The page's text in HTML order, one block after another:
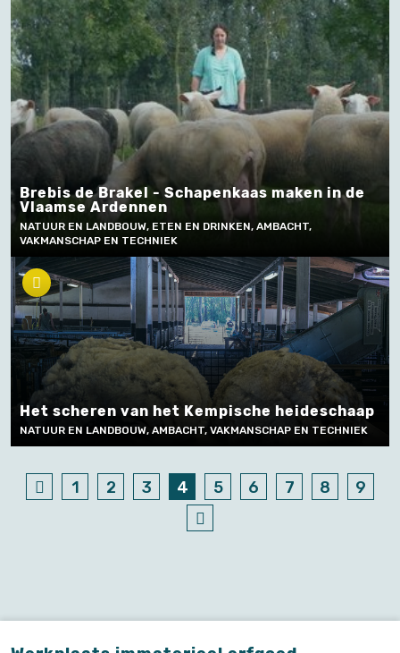
Het scheren van het Kempische heideschaap
NATUUR EN LANDBOUW, AMBACHT, VAKMANSCHAP EN TECHNIEK
Brebis de Brakel - Schapenkaas maken in de
Vlaamse Ardennen
NATUUR EN LANDBOUW, ETEN EN DRINKEN, AMBACHT,
VAKMANSCHAP EN TECHNIEK
1 2 3 4 5 6 7 8 9